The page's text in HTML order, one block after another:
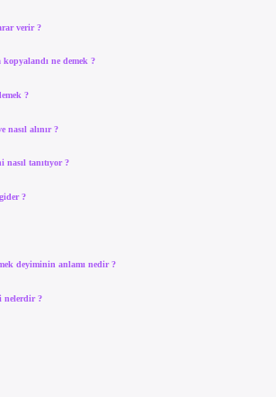
verir ?
ne demek ?
?
nasıl alınır ?
tanıtıyor ?
?
deyiminin anlamı nedir ?
nelerdir ?